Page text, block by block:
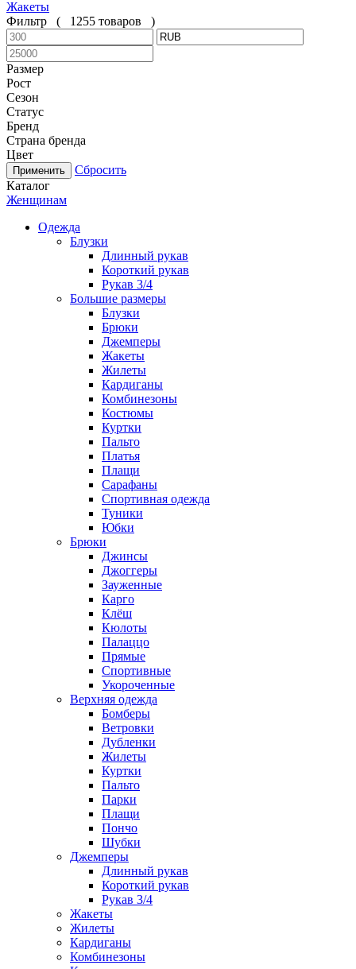
Жакеты
Фильтр
( 1255 товаров )
Размер
Рост
Сезон
Статус
Бренд
Страна бренда
Цвет
Сбросить
Каталог
Женщинам
Одежда
Блузки
Длинный рукав
Короткий рукав
Рукав 3/4
Большие размеры
Блузки
Брюки
Джемперы
Жакеты
Жилеты
Кардиганы
Комбинезоны
Костюмы
Куртки
Пальто
Платья
Плащи
Сарафаны
Спортивная одежда
Туники
Юбки
Брюки
Джинсы
Джоггеры
Зауженные
Карго
Клёш
Кюлоты
Палаццо
Прямые
Спортивные
Укороченные
Верхняя одежда
Бомберы
Ветровки
Дубленки
Жилеты
Куртки
Пальто
Парки
Плащи
Пончо
Шубки
Джемперы
Длинный рукав
Короткий рукав
Рукав 3/4
Жакеты
Жилеты
Кардиганы
Комбинезоны